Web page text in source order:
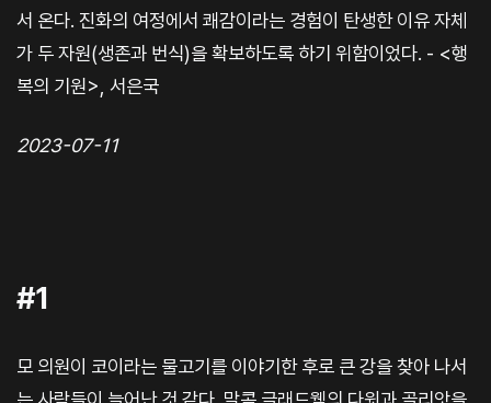
서 온다. 진화의 여정에서 쾌감이라는 경험이 탄생한 이유 자체
가 두 자원(생존과 번식)을 확보하도록 하기 위함이었다. - <행
복의 기원>, 서은국
2023-07-11
#1
모 의원이 코이라는 물고기를 이야기한 후로 큰 강을 찾아 나서